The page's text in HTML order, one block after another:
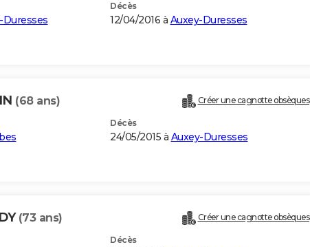
Duresses
Décès
12/04/2016 à Auxey-Duresses
(68 ans) Créer une cagnotte obsèques
Décès
24/05/2015 à Auxey-Duresses
(73 ans) Créer une cagnotte obsèques
Décès